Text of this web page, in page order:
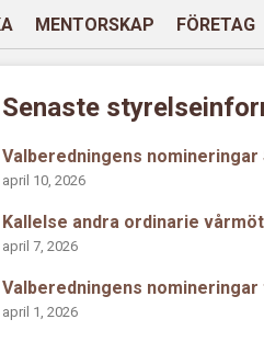
MENTORSKAP FÖRETAG
Senaste
Valberedningens nomineringar
april 10, 2026
Kallelse andra ordinarie
april 7, 2026
Valberedningens nomineringar
april 1, 2026